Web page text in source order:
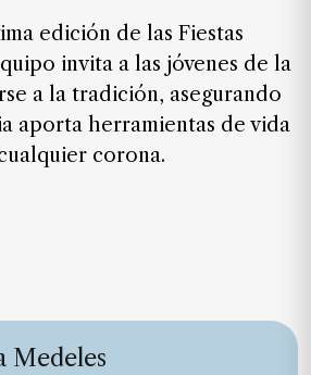
edición de las Fiestas
invita a las jóvenes de la
a la tradición, asegurando
aporta herramientas de vida
corona.
Medeles